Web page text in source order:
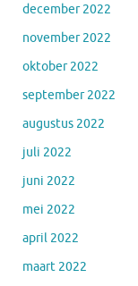
december 2022
november 2022
oktober 2022
september 2022
augustus 2022
juli 2022
juni 2022
mei 2022
april 2022
maart 2022